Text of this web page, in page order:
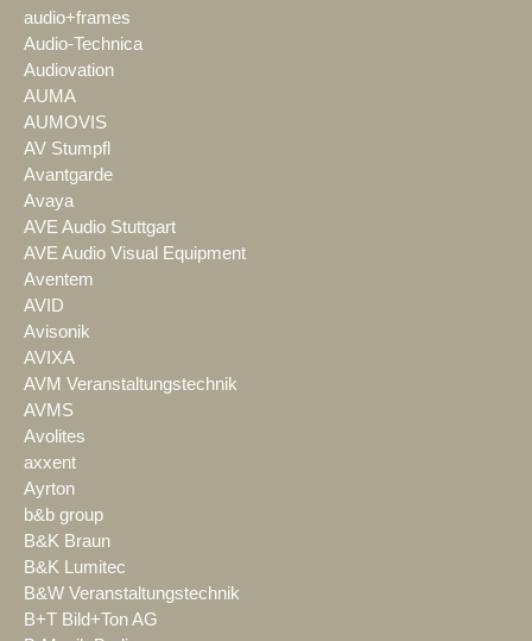
audio+frames
Audio-Technica
Audiovation
AUMA
AUMOVIS
AV Stumpfl
Avantgarde
Avaya
AVE Audio Stuttgart
AVE Audio Visual Equipment
Aventem
AVID
Avisonik
AVIXA
AVM Veranstaltungstechnik
AVMS
Avolites
axxent
Ayrton
b&b group
B&K Braun
B&K Lumitec
B&W Veranstaltungstechnik
B+T Bild+Ton AG